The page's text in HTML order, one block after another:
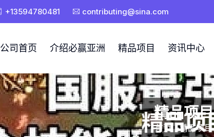
+13594780481 contributing@sina.com
公司首页 介绍必赢亚洲 精品项目 资讯中心
精品项目
首页 -精品项目